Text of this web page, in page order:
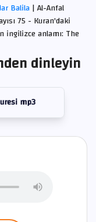
Balila| Al-Anfal
75 - Kuran'daki
ingilizce anlamı: The
dinleyin
mp3